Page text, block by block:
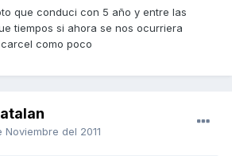
que conduci con 5 año y entre las
tiempos si ahora se nos ocurriera
como poco
Noviembre del 2011